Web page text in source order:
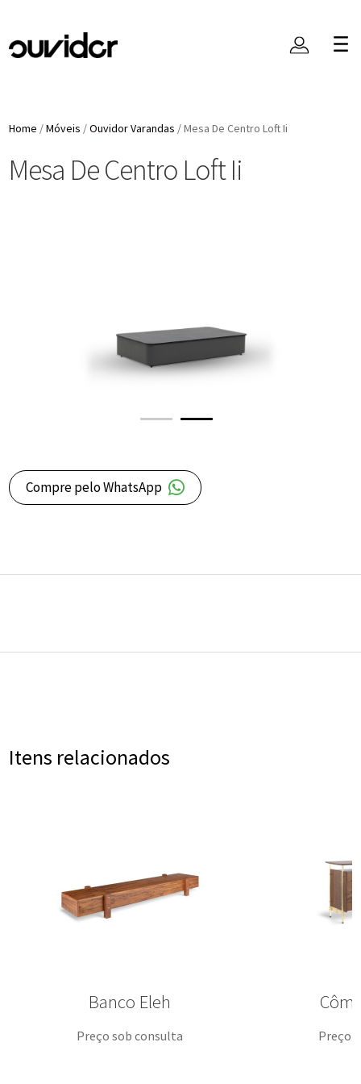
Home /Móveis /Ouvidor Varandas /Mesa De Centro Loft Ii
Mesa De Centro Loft Ii
Compre pelo WhatsApp
Itens relacionados
Banco Eleh
Preço sob consulta Preço